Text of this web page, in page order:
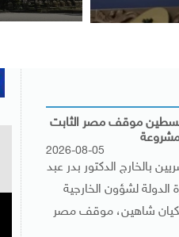
فلسطين موقف مصر الثابت
2026-08-05
بالخارج الدكتور بدر عبد
الدولة لشؤون الخارجية
شاهين، موقف مصر